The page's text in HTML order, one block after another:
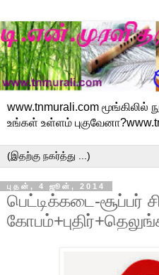
www.tnmurali.com மூங்கிலில்
உங்கள் உள்ளம்
புதன், 4 ஜூன், 2014
பெட்டிக்கடை-சூப்பர்